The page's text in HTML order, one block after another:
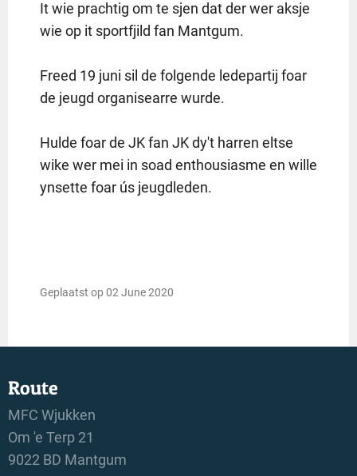
It wie prachtig om te sjen dat der wer aksje
wie op it sportfjild fan Mantgum.
Freed 19 juni sil de folgende ledepartij foar
de jeugd organisearre wurde.
Hulde foar de JK fan JK dy't harren eltse
wike wer mei in soad enthousiasme en wille
ynsette foar ús jeugdleden.
Geplaatst op 02 June 2020
Route
MFC Wjukken
Om 'e Terp 21
9022 BD Mantgum